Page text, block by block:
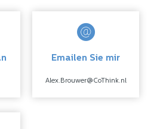
Emailen Sie mir
Alex.Brouwer@CoThink.nl